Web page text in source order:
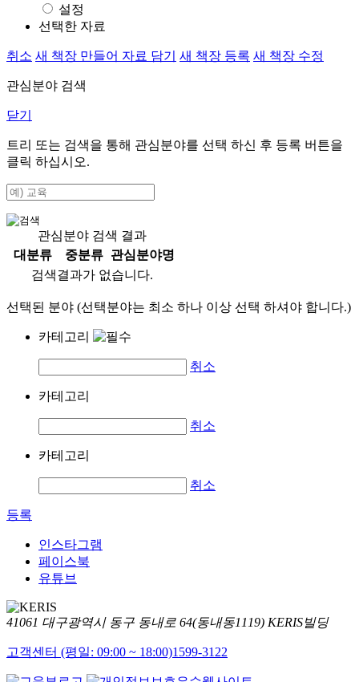
설정
선택한 자료
취소 새 책장 만들어 자료 담기 새 책장 등록 새 책장 수정
관심분야 검색
닫기
트리 또는 검색을 통해 관심분야를 선택 하신 후 등록 버튼을
클릭 하십시오.
관심분야 검색 결과
대분류
중분류
관심분야명
검색결과가 없습니다.
선택된 분야 (선택분야는 최소 하나 이상 선택 하셔야 합니다.)
카테고리
취소
카테고리
취소
카테고리
취소
등록
인스타그램
페이스북
유튜브
41061 대구광역시 동구 동내로 64(동내동1119) KERIS빌딩
고객센터 (평일: 09:00 ~ 18:00)1599-3122